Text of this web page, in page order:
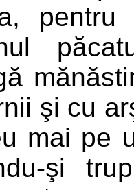
şi cu
mai pe
şi